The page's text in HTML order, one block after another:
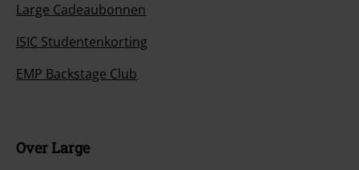
Large Cadeaubonnen
ISIC Studentenkorting
EMP Backstage Club
Over Large